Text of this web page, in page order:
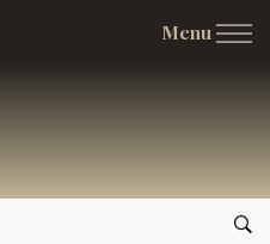
Menu